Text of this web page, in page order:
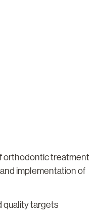
orthodontic treatment
implementation of
quality targets